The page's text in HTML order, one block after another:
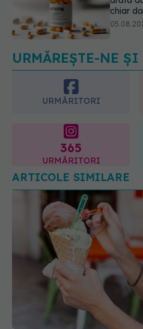
crește
URMĂREȘTE-NE ȘI
URMĂRITORI
365
URMĂRITORI
ARTICOLE SIMILARE